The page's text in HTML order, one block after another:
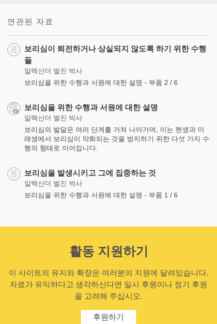
연관된 자료
보리심이 퇴전하거나 상실되지 않도록 하기 위한 수행
들
알렉산더 벌진 박사
보리심을 위한 수행과 서원에 대한 설명 - 부품 2 / 6
보리심을 위한 수행과 서원에 대한 설명
알렉산더 벌진 박사
보리심의 발달은 여러 단계를 거쳐 나아가며, 이는 현생과 미
래생에서 보리심이 약화되는 것을 방지하기 위한 다섯 가지 수
행의 형태로 이어집니다.
보리심을 발생시키고 그에 집중하는 것
알렉산더 벌진 박사
보리심을 위한 수행과 서원에 대한 설명 - 부품 1 / 6
활동 지원하기
이 사이트의 유지와 확장은 여러분의 지원에 달려있습니다.
자료가 유익하다고 생각하신다면 일시 후원이나 정기 후원
을 고려해 주십시오.
후원하기